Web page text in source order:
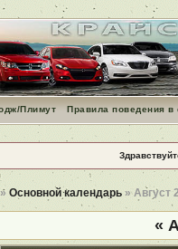
Плимут Правила поведения
Основной календарь» Август
«